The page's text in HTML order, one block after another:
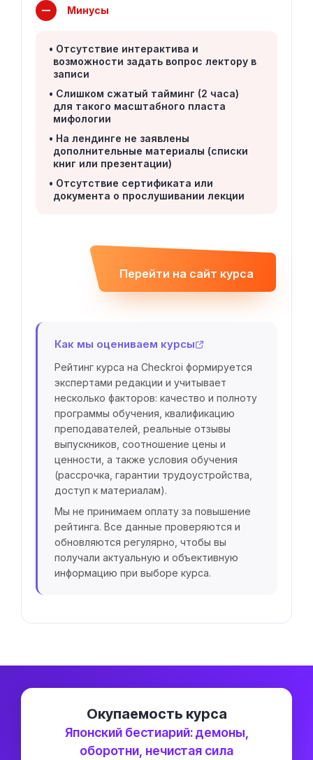
Минусы
Отсутствие интерактива и
возможности задать вопрос лектору в
записи
Слишком сжатый тайминг (2 часа)
для такого масштабного пласта
мифологии
На лендинге не заявлены
дополнительные материалы (списки
книг или презентации)
Отсутствие сертификата или
документа о прослушивании лекции
Перейти на сайт курса
Как мы оцениваем курсы
Рейтинг курса на Checkroi формируется
экспертами редакции и учитывает
несколько факторов: качество и полноту
программы обучения, квалификацию
преподавателей, реальные отзывы
выпускников, соотношение цены и
ценности, а также условия обучения
(рассрочка, гарантии трудоустройства,
доступ к материалам).
Мы не принимаем оплату за повышение
рейтинга. Все данные проверяются и
обновляются регулярно, чтобы вы
получали актуальную и объективную
информацию при выборе курса.
Окупаемость курса
Японский бестиарий: демоны,
оборотни, нечистая сила